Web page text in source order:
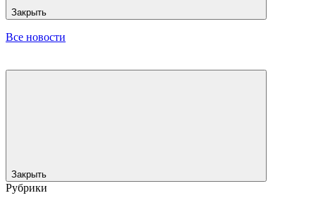
Закрыть
Все новости
Закрыть
Рубрики